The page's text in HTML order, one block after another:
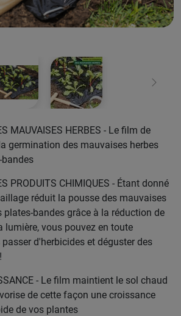
MAUVAISES HERBES - Le film de
germination des mauvaises herbes
PRODUITS CHIMIQUES - Étant donné
réduit la pousse des mauvaises
plates-bandes grâce à la réduction de
lumière, vous pouvez en toute
d'herbicides et déguster des
- Le film maintient le sol chaud
de cette façon une croissance
de vos plantes